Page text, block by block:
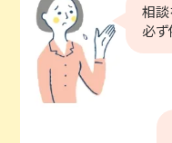
相談
必ず